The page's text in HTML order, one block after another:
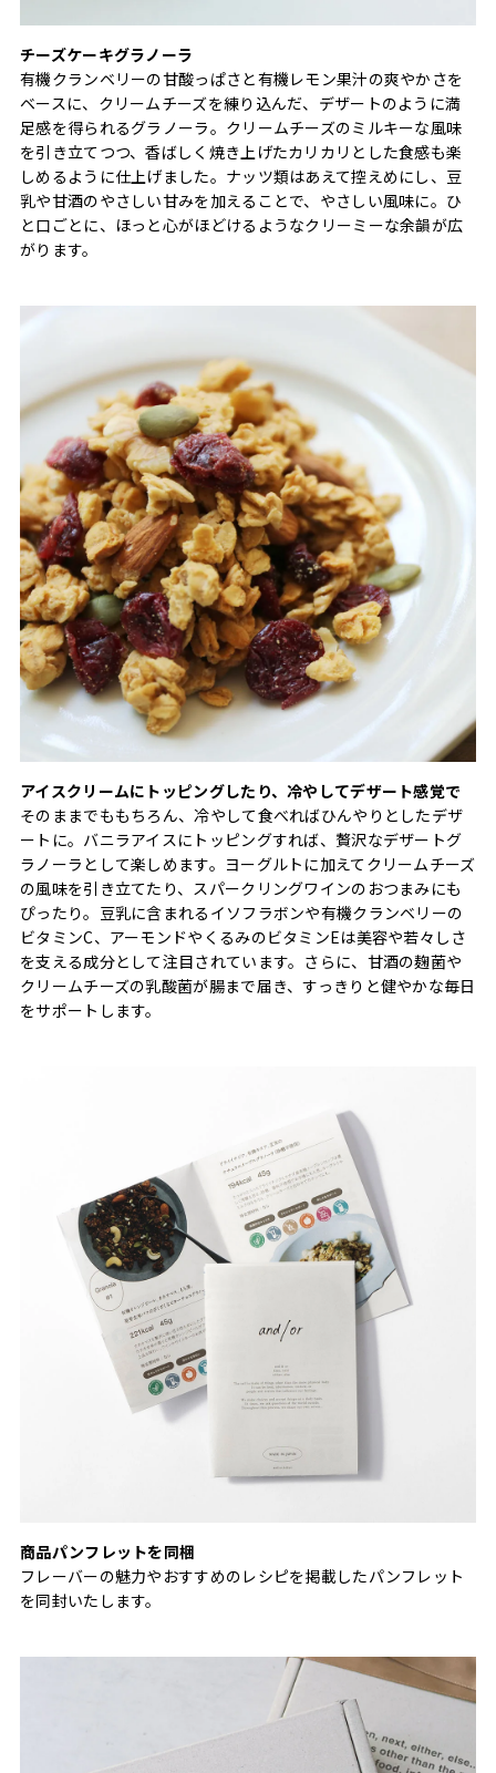
チーズケーキグラノーラ
有機クランベリーの甘酸っぱさと有機レモン果汁の爽やかさを
ベースに、クリームチーズを練り込んだ、デザートのように満
足感を得られるグラノーラ。クリームチーズのミルキーな風味
を引き立てつつ、香ばしく焼き上げたカリカリとした食感も楽
しめるように仕上げました。ナッツ類はあえて控えめにし、豆
乳や甘酒のやさしい甘みを加えることで、やさしい風味に。ひ
と口ごとに、ほっと心がほどけるようなクリーミーな余韻が広
がります。
アイスクリームにトッピングしたり、冷やしてデザート感覚で
そのままでももちろん、冷やして食べればひんやりとしたデザ
ートに。バニラアイスにトッピングすれば、贅沢なデザートグ
ラノーラとして楽しめます。ヨーグルトに加えてクリームチーズ
の風味を引き立てたり、スパークリングワインのおつまみにも
ぴったり。豆乳に含まれるイソフラボンや有機クランベリーの
ビタミンC、アーモンドやくるみのビタミンEは美容や若々しさ
を支える成分として注目されています。さらに、甘酒の麹菌や
クリームチーズの乳酸菌が腸まで届き、すっきりと健やかな毎日
をサポートします。
商品パンフレットを同梱
フレーバーの魅力やおすすめのレシピを掲載したパンフレット
を同封いたします。